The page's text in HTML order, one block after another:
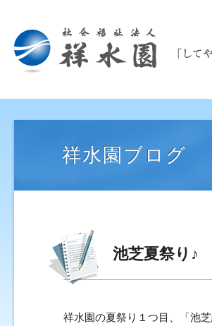
祥水園ブログ
池芝夏祭り♪
祥水園の夏祭り１つ目、「池芝